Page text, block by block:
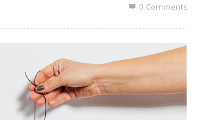
0 Comments